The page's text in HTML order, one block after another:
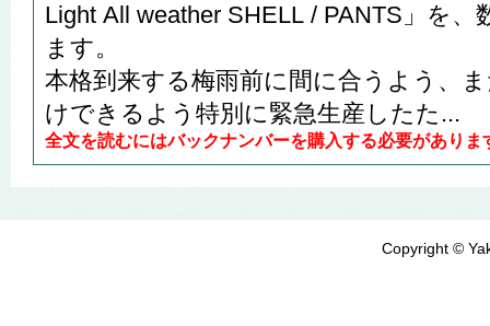
Light All weather SHELL / PANTS」を
ます。
本格到来する梅雨前に間に合うよう、
けできるよう特別に緊急生産したた...
全文を読むにはバックナンバーを購入する必要がありま
Copyright ©